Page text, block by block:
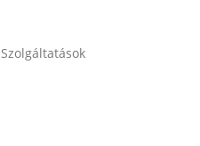
Szolgáltatások